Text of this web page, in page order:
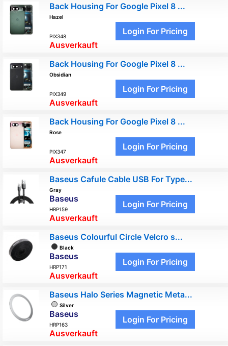
Back Housing For Google Pixel 8 ...
Hazel
PIX348
Ausverkauft
Login For Pricing
Back Housing For Google Pixel 8 ...
Obsidian
PIX349
Ausverkauft
Login For Pricing
Back Housing For Google Pixel 8 ...
Rose
PIX347
Ausverkauft
Login For Pricing
Baseus Cafule Cable USB For Type...
Gray
Baseus
HRP159
Ausverkauft
Login For Pricing
Baseus Colourful Circle Velcro s...
Black
Baseus
HRP171
Ausverkauft
Login For Pricing
Baseus Halo Series Magnetic Meta...
Silver
Baseus
HRP163
Ausverkauft
Login For Pricing